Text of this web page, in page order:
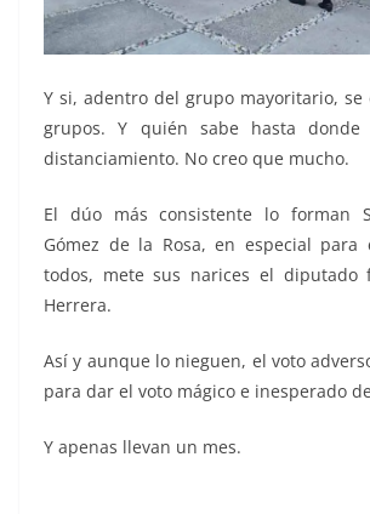
Y si, adentro del grupo mayoritario, se
grupos. Y quién sabe hasta donde
distanciamiento. No creo que mucho.
El dúo más consistente lo forman
Gómez de la Rosa, en especial para
todos, mete sus narices el diputado
Herrera.
Así y aunque lo nieguen, el voto
para dar el voto mágico e inesperado
Y apenas llevan un mes.